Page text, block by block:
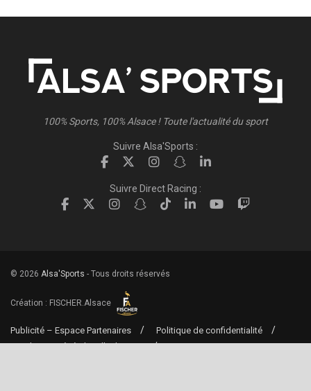
100% Sports, 100% Alsace ! Toute l'actualité du sport
Suivre Alsa'Sports :
Suivre Direct Racing :
© 2026 Alsa'Sports - Tous droits réservés
Création : FISCHER.Alsace
Publicité – Espace Partenaires
Politique de confidentialité
Conditions générales d’utilisation